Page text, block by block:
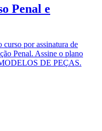
Penal e
por assinatura de
Penal. Assine o plano
DE PEÇAS.